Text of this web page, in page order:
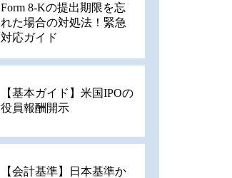
Form 8-Kの提出期限を忘
れた場合の対処法！緊急
対応ガイド
【基本ガイド】米国IPOの
役員報酬開示
【会計基準】日本基準か